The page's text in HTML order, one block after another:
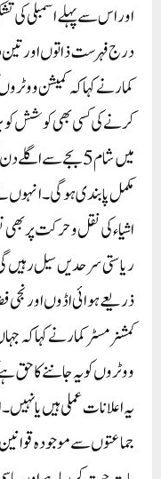
درج فہرست ذاتوں اور
کمار نے کہا کہ کمیشن ووٹروں
کرنے کی کسی بھی کوشش
مکمل پابندی ہوگی۔ انہوں
اشیاء کی نقل و حرکت پر
ریاستی سرحدیں سیل رہیں
ذریعے ہوائی اڈوں اور نجی
کمشنر مسٹر کمار نے کہا کہ
ووٹروں کو یہ جاننے کا حق
یہ اعلانات عملی ہیں یا
جماعتوں سے موجودہ